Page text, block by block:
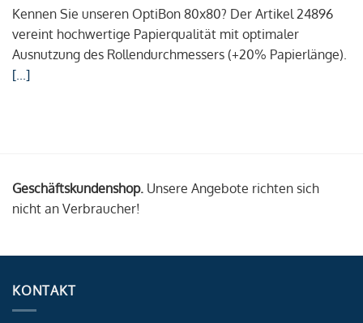
Kennen Sie unseren OptiBon 80x80? Der Artikel 24896
vereint hochwertige Papierqualität mit optimaler
Ausnutzung des Rollendurchmessers (+20% Papierlänge).
[...]
Geschäftskundenshop. Unsere Angebote richten sich
nicht an Verbraucher!
KONTAKT